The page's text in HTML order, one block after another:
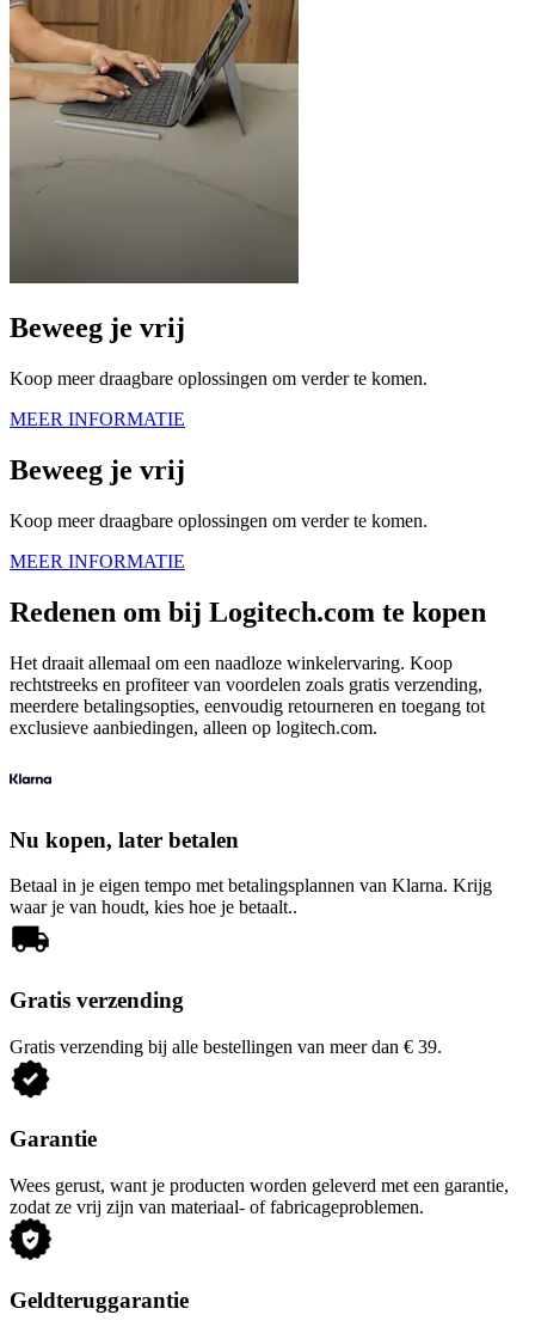
Beweeg je vrij
Koop meer draagbare oplossingen om verder te komen.
MEER INFORMATIE
Beweeg je vrij
Koop meer draagbare oplossingen om verder te komen.
MEER INFORMATIE
Redenen om bij Logitech.com te kopen
Het draait allemaal om een naadloze winkelervaring. Koop
rechtstreeks en profiteer van voordelen zoals gratis verzending,
meerdere betalingsopties, eenvoudig retourneren en toegang tot
exclusieve aanbiedingen, alleen op logitech.com.
Nu kopen, later betalen
Betaal in je eigen tempo met betalingsplannen van Klarna. Krijg
waar je van houdt, kies hoe je betaalt..
Gratis verzending
Gratis verzending bij alle bestellingen van meer dan € 39.
Garantie
Wees gerust, want je producten worden geleverd met een garantie,
zodat ze vrij zijn van materiaal- of fabricageproblemen.
Geldteruggarantie